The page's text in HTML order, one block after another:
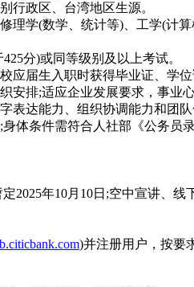
政区、台湾地区生源。
学(数学、统计等)、工学(计
分)或同等级别及以上考试。
届生入职时获得毕业证、学位
排;适应企业发展要求，事业
达能力、组织协调能力和团队
条件需符合人社部《公务员
年10月10日;空中宣讲、线
)并注册用户，按要